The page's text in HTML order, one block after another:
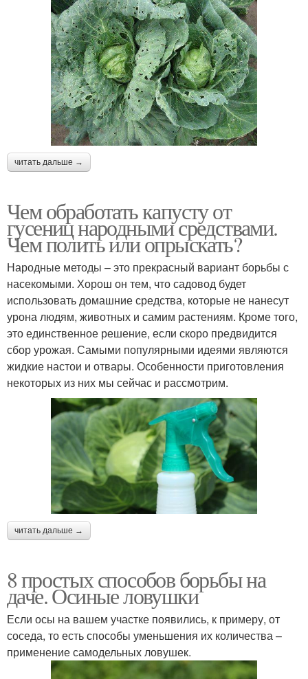
читать дальше →
Чем обработать капусту от
гусениц народными средствами.
Чем полить или опрыскать?
Народные методы – это прекрасный вариант борьбы с
насекомыми. Хорош он тем, что садовод будет
использовать домашние средства, которые не нанесут
урона людям, животных и самим растениям. Кроме того,
это единственное решение, если скоро предвидится
сбор урожая. Самыми популярными идеями являются
жидкие настои и отвары. Особенности приготовления
некоторых из них мы сейчас и рассмотрим.
читать дальше →
8 простых способов борьбы на
даче. Осиные ловушки
Если осы на вашем участке появились, к примеру, от
соседа, то есть способы уменьшения их количества –
применение самодельных ловушек.